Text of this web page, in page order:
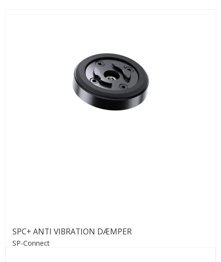
SPC+ ANTI VIBRATION DÆMPER
SP-Connect